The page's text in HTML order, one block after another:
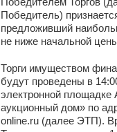
Победитель)
предложивший
не ниже начальной
Торги имуществом
будут проведены в
электронной площадке
аукционный дом» по
online.ru (далее ЭТП).